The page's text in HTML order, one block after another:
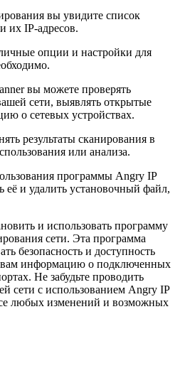
вы увидите список
их IP-адресов.
опции и настройки для
вы можете проверять
сети, выявлять открытые
о сетевых устройствах.
результаты сканирования в
или анализа.
программы Angry IP
её и удалить установочный файл,
и использовать программу
сети. Эта программа
безопасность и доступность
вам информацию о подключенных
Не забудьте проводить
сети с использованием Angry IP
любых изменений и возможных